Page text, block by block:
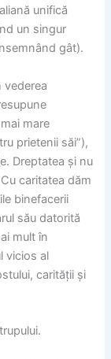
unifică
un singur
gât).
mare
prietenii săi”),
Dreptatea și nu
caritatea dăm
binefacerii
său datorită
mult în
vicios al
carității și